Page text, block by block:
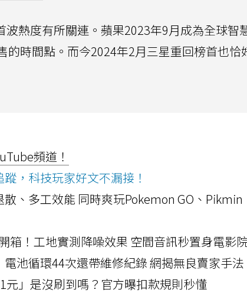
波熱度有所關連。蘋果2023年9月成為全球智
的時間點。而今2024年2月三星重回榜首也恰
頻道！
，科技玩家好文不漏接！
、多工效能 同時爽玩Pokemon GO、Pikmin
箱！工地實測降噪效果 空間音訊秒置身電影
池循環44次還帶維修紀錄 網揭無良賣家手法
元」是沒刷到嗎？官方曝扣款規則秒懂